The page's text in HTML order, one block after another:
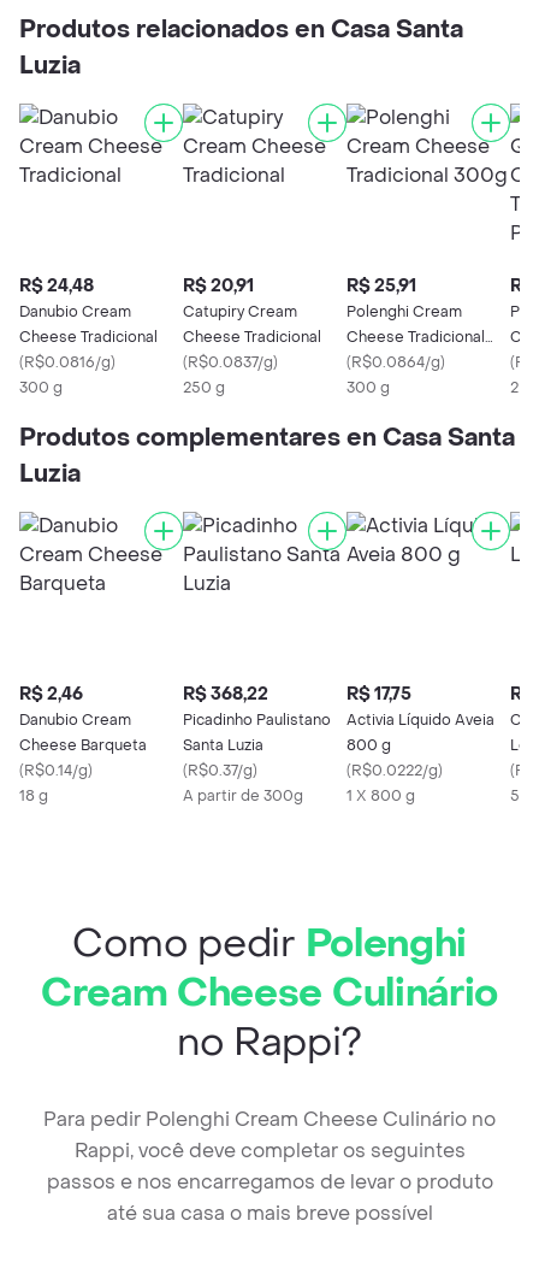
Produtos relacionados en Casa Santa
Luzia
R$ 24,48
Danubio Cream
Cheese Tradicional
(R$0.0816/g)
300 g
R$ 20,91
Catupiry Cream
Cheese Tradicional
(R$0.0837/g)
250 g
R$ 25,91
Polenghi Cream
Cheese Tradicional
300g
(R$0.0864/g)
300 g
R$
(
2
Produtos complementares en Casa Santa
Luzia
R$ 2,46
Danubio Cream
Cheese Barqueta
(R$0.14/g)
18 g
R$ 368,22
Picadinho Paulistano
Santa Luzia
(R$0.37/g)
A partir de 300g
R$ 17,75
Activia Líquido Aveia
800 g
(R$0.0222/g)
1 X 800 g
R$
(
Como pedir Polenghi
Cream Cheese Culinário
no Rappi?
Para pedir Polenghi Cream Cheese Culinário no
Rappi, você deve completar os seguintes
passos e nos encarregamos de levar o produto
até sua casa o mais breve possível